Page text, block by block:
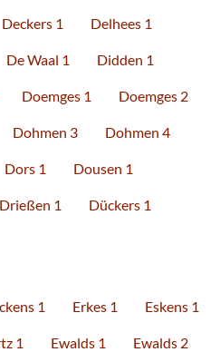
Deckers 1 Delhees 1
De Waal 1 Didden 1
Doemges 1 Doemges 2
Dohmen 3 Dohmen 4
Dors 1 Dousen 1
Drießen 1 Dückers 1
1 Erkes 1 Eskens 1
1 Ewalds 1 Ewalds 2